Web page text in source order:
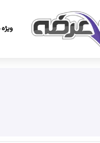
ویژه